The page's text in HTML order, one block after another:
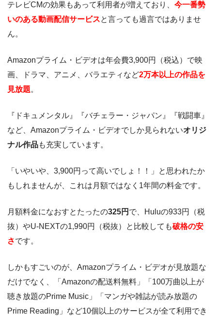
テレビCMの効果もあって利用者が増えており、 今一番勢
いのある動画配信サービスと言っても過言ではありませ
ん。
Amazonプライム・ビデオは年会費3,900円（税込）で映
画、ドラマ、アニメ、バラエティなど2万本以上の作品を
見放題。
『ドキュメンタル』『バチェラー・ジャパン』『戦闘車』
など、Amazonプライム・ビデオでしか見られないオリジ
ナル作品も充実しています。
「いやいや、3,900円って高いでしょ！！」と思われたか
もしれませんが、これは月額ではなく1年間の料金です。
月額料金になおすとたったの325円 で、Huluの933円（税
抜）やU-NEXTの1,990円（税抜）と比較しても破格の安
さです。
しかもすごいのが、Amazonプライム・ビデオが見放題な
だけでなく、「Amazonの配送料無料」「100万曲以上が
聴き放題のPrime Music」「マンガや雑誌が読み放題の
Prime Reading」など10個以上のサービスが全て利用でき